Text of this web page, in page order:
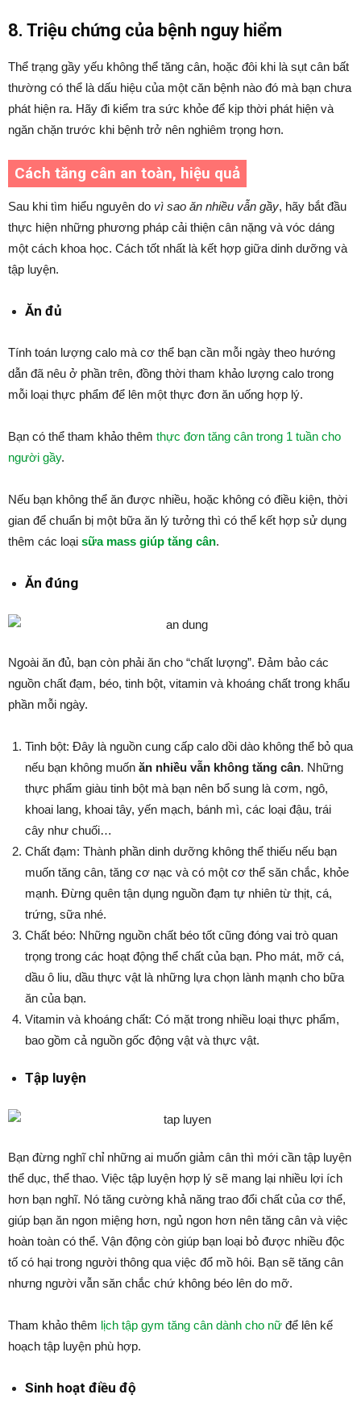
8. Triệu chứng của bệnh nguy hiểm
Thể trạng gầy yếu không thể tăng cân, hoặc đôi khi là sụt cân bất
thường có thể là dấu hiệu của một căn bệnh nào đó mà bạn chưa
phát hiện ra. Hãy đi kiểm tra sức khỏe để kịp thời phát hiện và
ngăn chặn trước khi bệnh trở nên nghiêm trọng hơn.
Cách tăng cân an toàn, hiệu quả
Sau khi tìm hiểu nguyên do vì sao ăn nhiều vẫn gầy, hãy bắt đầu
thực hiện những phương pháp cải thiện cân nặng và vóc dáng
một cách khoa học. Cách tốt nhất là kết hợp giữa dinh dưỡng và
tập luyện.
Ăn đủ
Tính toán lượng calo mà cơ thể bạn cần mỗi ngày theo hướng
dẫn đã nêu ở phần trên, đồng thời tham khảo lượng calo trong
mỗi loại thực phẩm để lên một thực đơn ăn uống hợp lý.
Bạn có thể tham khảo thêm thực đơn tăng cân trong 1 tuần cho
người gầy.
Nếu bạn không thể ăn được nhiều, hoặc không có điều kiện, thời
gian để chuẩn bị một bữa ăn lý tưởng thì có thể kết hợp sử dụng
thêm các loại sữa mass giúp tăng cân.
Ăn đúng
Ngoài ăn đủ, bạn còn phải ăn cho “chất lượng”. Đảm bảo các
nguồn chất đạm, béo, tinh bột, vitamin và khoáng chất trong khẩu
phần mỗi ngày.
Tinh bột: Đây là nguồn cung cấp calo dồi dào không thể bỏ qua
nếu bạn không muốn ăn nhiều vẫn không tăng cân. Những
thực phẩm giàu tinh bột mà bạn nên bổ sung là cơm, ngô,
khoai lang, khoai tây, yến mạch, bánh mì, các loại đậu, trái
cây như chuối…
Chất đạm: Thành phần dinh dưỡng không thể thiếu nếu bạn
muốn tăng cân, tăng cơ nạc và có một cơ thể săn chắc, khỏe
mạnh. Đừng quên tận dụng nguồn đạm tự nhiên từ thịt, cá,
trứng, sữa nhé.
Chất béo: Những nguồn chất béo tốt cũng đóng vai trò quan
trọng trong các hoạt động thể chất của bạn. Pho mát, mỡ cá,
dầu ô liu, dầu thực vật là những lựa chọn lành mạnh cho bữa
ăn của bạn.
Vitamin và khoáng chất: Có mặt trong nhiều loại thực phẩm,
bao gồm cả nguồn gốc động vật và thực vật.
Tập luyện
Bạn đừng nghĩ chỉ những ai muốn giảm cân thì mới cần tập luyện
thể dục, thể thao. Việc tập luyện hợp lý sẽ mang lại nhiều lợi ích
hơn bạn nghĩ. Nó tăng cường khả năng trao đổi chất của cơ thể,
giúp bạn ăn ngon miệng hơn, ngủ ngon hơn nên tăng cân và việc
hoàn toàn có thể. Vận động còn giúp bạn loại bỏ được nhiều độc
tố có hại trong người thông qua việc đổ mồ hôi. Bạn sẽ tăng cân
nhưng người vẫn săn chắc chứ không béo lên do mỡ.
Tham khảo thêm lịch tập gym tăng cân dành cho nữ để lên kế
hoạch tập luyện phù hợp.
Sinh hoạt điều độ